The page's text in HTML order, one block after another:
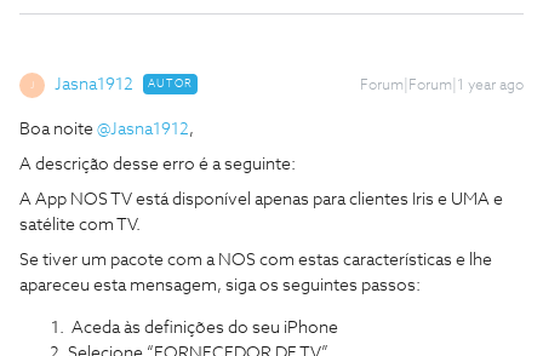
Jasna1912 AUTOR Forum|Forum|1 year ago
Boa noite ​ @Jasna1912,
A descrição desse erro é a seguinte:
A App NOS TV está disponível apenas para clientes Iris e UMA e
satélite com TV.
Se tiver um pacote com a NOS com estas características e lhe
apareceu esta mensagem, siga os seguintes passos:
Aceda às definições do seu iPhone